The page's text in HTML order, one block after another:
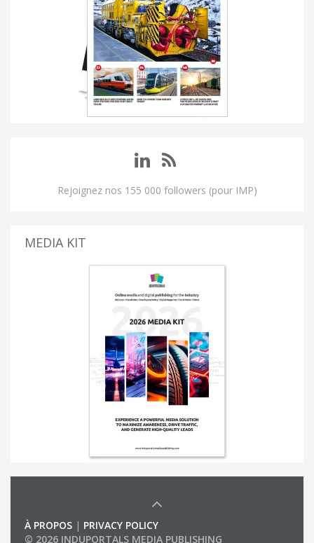
Rejoignez nos 155 000 followers (pour IMP)
MEDIA KIT
À PROPOS | PRIVACY POLICY
© 2026 INDUPORTALS MEDIA PUBLISHING